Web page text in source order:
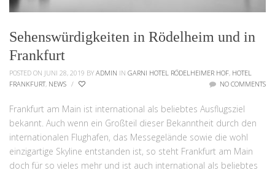
Sehenswürdigkeiten in Rödelheim und in
Frankfurt
POSTED ON JUNI 28, 2019 BY ADMIN IN GARNI HOTEL RÖDELHEIMER HOF, HOTEL
FRANKFURT, NEWS / NO COMMENTS
Frankfurt am Main ist international als beliebtes Ausflugsziel
bekannt. Auch wenn ein Großteil dieser Bekanntheit durch den
internationalen Flughafen, das Messegelände sowie die wohl
einzigartige Skyline entstanden ist, so steht Frankfurt am Main
doch für so vieles mehr und ist auch international als beliebtes